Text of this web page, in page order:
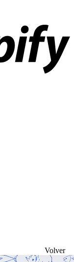
Volver